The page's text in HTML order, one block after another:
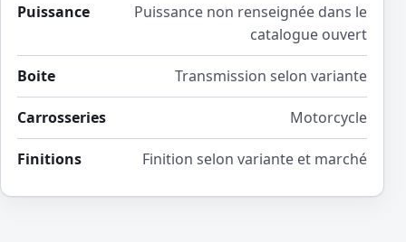
Puissance
Puissance non renseignée dans le
catalogue ouvert
Boite Transmission selon variante
Carrosseries Motorcycle
Finitions Finition selon variante et marché